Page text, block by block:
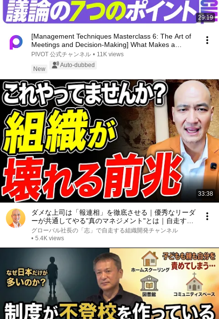
29:19
[Management Techniques Masterclass 6: The Art of
Meetings and Decision-Making] What Makes a
Meeti...
PIVOT 公式チャンネル • 11K views
New
Auto-dubbed
33:38
ダメな上司は「報連相」を徹底させる｜優秀なリーダ
ーが共通してやる"真のマネジメント"とは｜自走する
組織のつくり方【組織開発/マネジメント/リーダーシ
ップ/管理職/チームビルディング】
グローバル社長の「志」で自走する組織開発チャンネル
• 5.4K views